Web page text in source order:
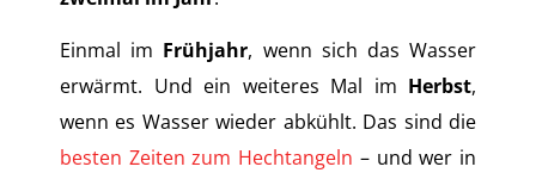
Einmal im Frühjahr, wenn sich das Wasser
erwärmt. Und ein weiteres Mal im Herbst,
wenn es Wasser wieder abkühlt. Das sind die
besten Zeiten zum Hechtangeln – und wer in